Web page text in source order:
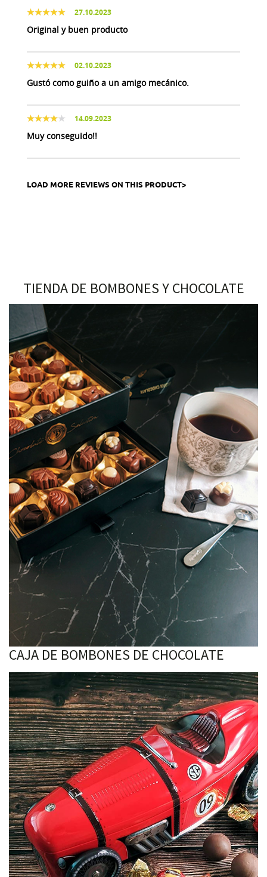
27.10.2023
Original y buen producto
02.10.2023
Gustó como guiño a un amigo mecánico.
14.09.2023
Muy conseguido!!
LOAD MORE REVIEWS ON THIS PRODUCT>
TIENDA DE BOMBONES Y CHOCOLATE
CAJA DE BOMBONES DE CHOCOLATE